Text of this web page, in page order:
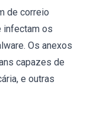
de correio
infectam os
Os anexos
capazes de
e outras